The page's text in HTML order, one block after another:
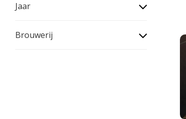
Jaar
Brouwerij